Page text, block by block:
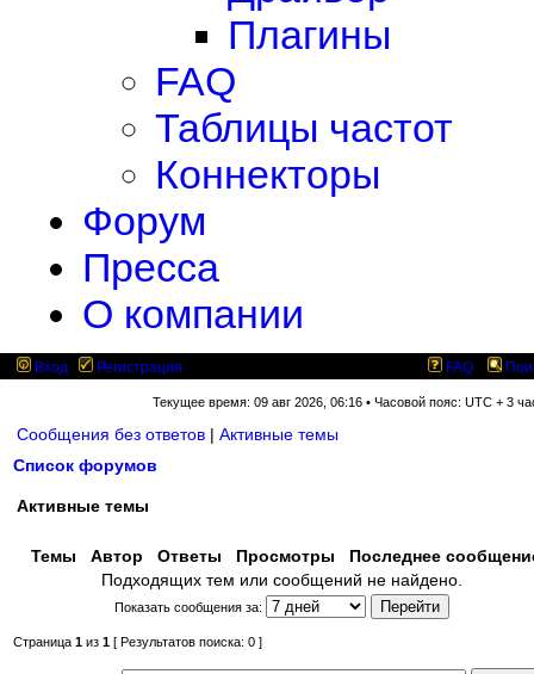
Плагины
FAQ
Таблицы частот
Коннекторы
Форум
Пресса
О компании
Вход Регистрация FAQ
Текущее время: 09 авг 2026, 06:16 • Часовой пояс: UTC + 3
Сообщения без ответов | Активные темы
Список форумов
Активные темы
Темы Автор Ответы Просмотры
Последнее
Подходящих тем или сообщений не найдено.
Показать сообщения за:
Страница 1 из 1 [ Результатов поиска: 0 ]